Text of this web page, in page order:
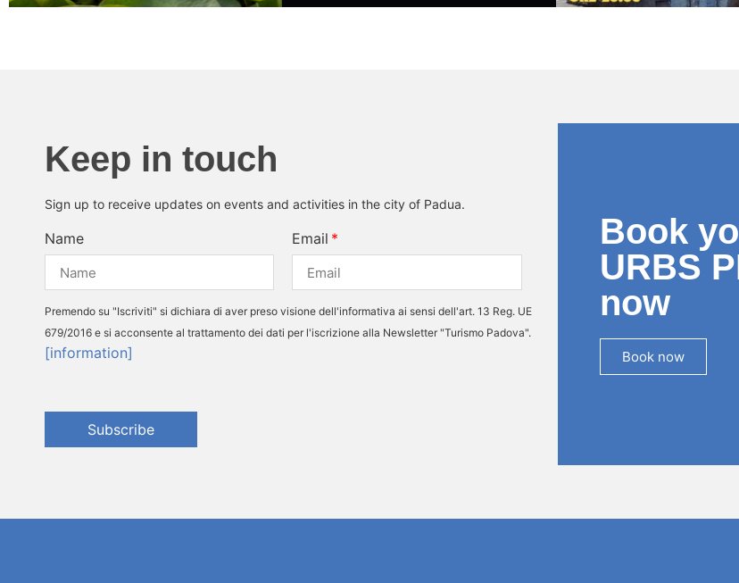
Keep in touch
Sign up to receive updates on events and activities in the city of Padua.
Name Email
Premendo su "Iscriviti" si dichiara di aver preso visione dell'informativa ai sensi dell'art. 13 Reg. UE
679/2016 e si acconsente al trattamento dei dati per l'iscrizione alla Newsletter "Turismo Padova".
[information]
Subscribe
Book
URBS
now
Book now